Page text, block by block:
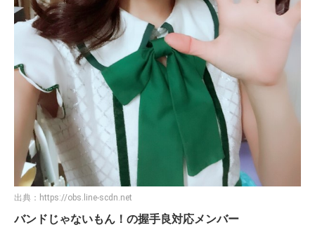
出典： https://obs.line-scdn.net
バンドじゃないもん！の握手良対応メンバー